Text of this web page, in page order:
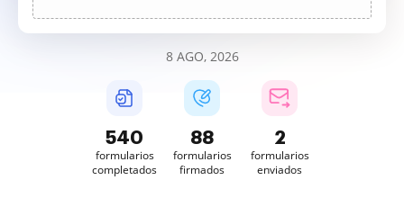
8 AGO, 2026
540
formularios
completados
88
formularios
firmados
2
formularios
enviados